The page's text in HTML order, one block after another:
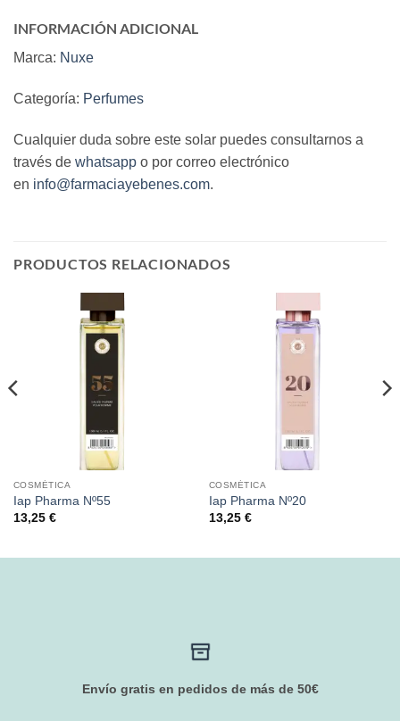
INFORMACIÓN ADICIONAL
Marca: Nuxe
Categoría: Perfumes
Cualquier duda sobre este solar puedes consultarnos a
través de whatsapp o por correo electrónico
en info@farmaciayebenes.com.
PRODUCTOS RELACIONADOS
COSMÉTICA
Iap Pharma Nº55
13,25 €
COSMÉTICA
Iap Pharma Nº20
13,25 €
Envío gratis en pedidos de más de 50€